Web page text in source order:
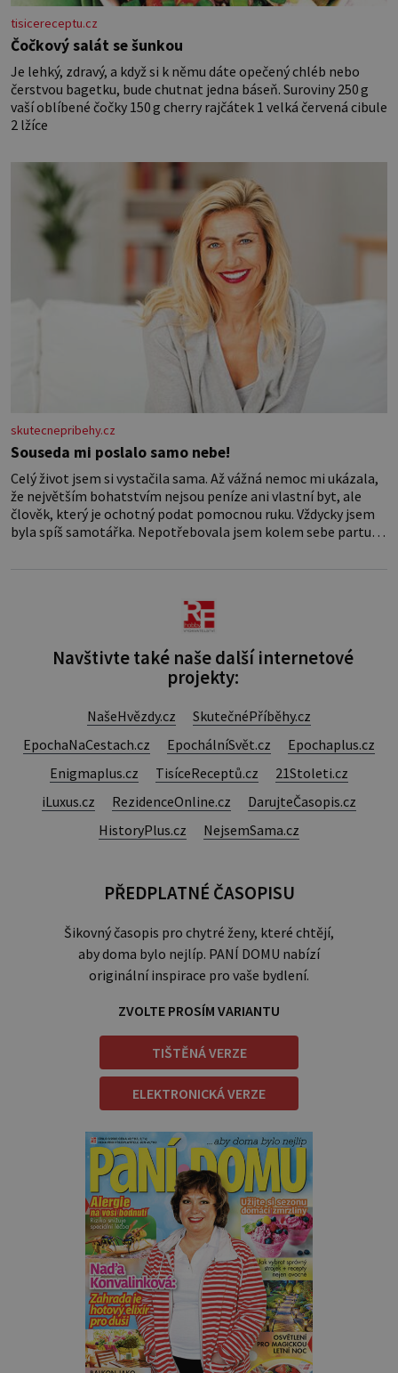
tisicereceptu.cz
Čočkový salát se šunkou
Je lehký, zdravý, a když si k němu dáte opečený chléb nebo
čerstvou bagetku, bude chutnat jedna báseň. Suroviny 250 g
vaší oblíbené čočky 150 g cherry rajčátek 1 velká červená cibule
2 lžíce
skutecnepribehy.cz
Souseda mi poslalo samo nebe!
Celý život jsem si vystačila sama. Až vážná nemoc mi ukázala,
že největším bohatstvím nejsou peníze ani vlastní byt, ale
člověk, který je ochotný podat pomocnou ruku. Vždycky jsem
byla spíš samotářka. Nepotřebovala jsem kolem sebe partu
Navštivte také naše další internetové
projekty:
NašeHvězdy.cz
SkutečnéPříběhy.cz
EpochaNaCestach.cz
EpochálníSvět.cz
Epochaplus.cz
Enigmaplus.cz
TisíceReceptů.cz
21Stoleti.cz
iLuxus.cz
RezidenceOnline.cz
DarujteČasopis.cz
HistoryPlus.cz
NejsemSama.cz
PŘEDPLATNÉ ČASOPISU
Šikovný časopis pro chytré ženy, které chtějí,
aby doma bylo nejlíp. PANÍ DOMU nabízí
originální inspirace pro vaše bydlení.
ZVOLTE PROSÍM VARIANTU
TIŠTĚNÁ VERZE
ELEKTRONICKÁ VERZE